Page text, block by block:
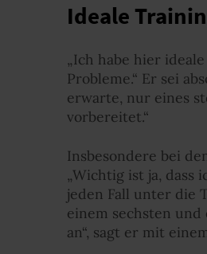
Ideale
„Ich habe hier
Probleme.“ Er sei
erwarte, nur eines
vorbereitet.“
Insbesondere bei
„Wichtig ist ja, dass
jeden Fall unter die
einem sechsten und
an“, sagt er mit